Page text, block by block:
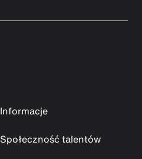
Informacje
Społeczność talentów